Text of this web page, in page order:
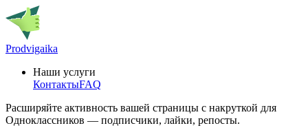
Prodvigaika
Наши услуги
КонтактыFAQ
Расширяйте активность вашей страницы с накруткой для
Одноклассников — подписчики, лайки, репосты.